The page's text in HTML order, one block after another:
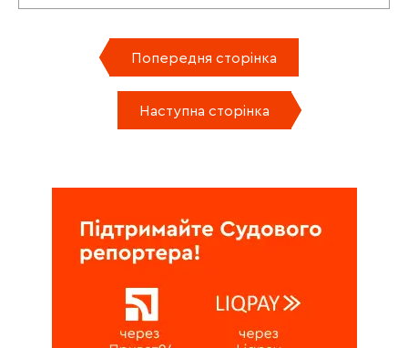
Попередня сторінка
Наступна сторінка